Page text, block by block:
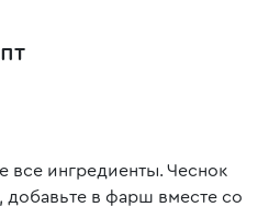
все ингредиенты. Чеснок
добавьте в фарш вместе со